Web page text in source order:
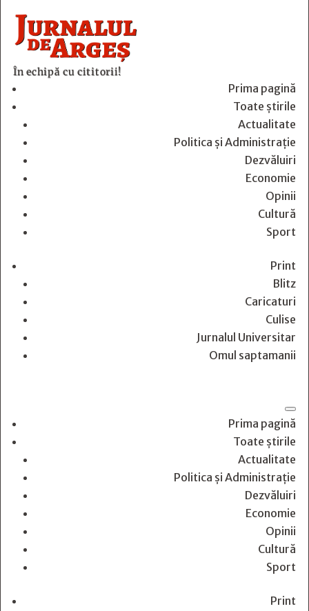
În echipă cu cititorii!
Prima pagină
Toate știrile
Actualitate
Politica și Administrație
Dezvăluiri
Economie
Opinii
Cultură
Sport
Print
Blitz
Caricaturi
Culise
Jurnalul Universitar
Omul saptamanii
Prima pagină
Toate știrile
Actualitate
Politica și Administrație
Dezvăluiri
Economie
Opinii
Cultură
Sport
Print